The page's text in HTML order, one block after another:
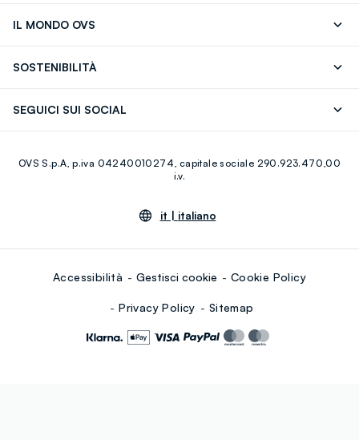
IL MONDO OVS
Giftcard
SOSTENIBILITÀ
SEGUICI SUI SOCIAL
Youtube Linkedin
OVS S.p.A, p.iva 04240010274, capitale sociale 290.923.470,00
i.v.
it | italiano
Accessibilità Gestisci cookie Cookie Policy
Privacy Policy Sitemap